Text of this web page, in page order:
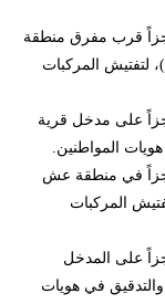
حاجزاً قرب مفرق منطقة
لتفتيش المركبات
حاجزاً على مدخل قرية
المواطنين.
حاجزاً في منطقة عش
المركبات
حاجزاً على المدخل
والتدقيق في هويات